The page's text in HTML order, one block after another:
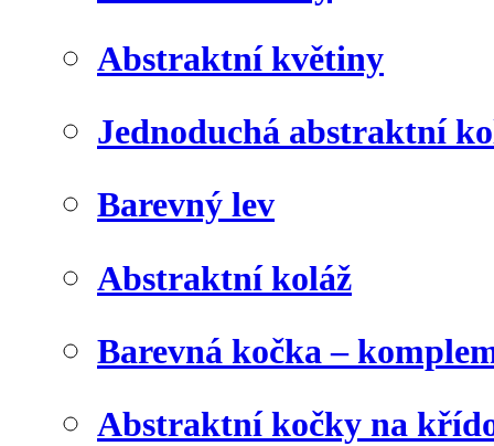
Abstraktní květiny
Jednoduchá abstraktní
Barevný lev
Abstraktní koláž
Barevná kočka –
Abstraktní kočky na